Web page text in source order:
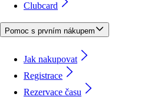
Clubcard
Pomoc s prvním nákupem
Jak nakupovat
Registrace
Rezervace času